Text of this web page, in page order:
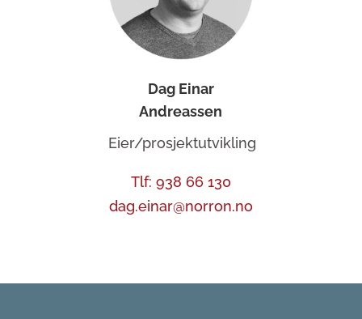
Dag Einar
Andreassen
Eier/prosjektutvikling
Tlf: 938 66 130
dag.einar@norron.no